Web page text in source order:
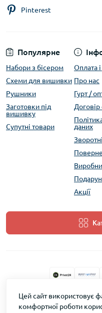
Популярне
Набори з бісером
Схеми для вишивки
Рушники
Заготовки під
вишивку
Супутні товари
Оплата
Про нас
Гурт /
даних
Акції
Pinterest
ТМ
Цей сайт використовує
комфортної роботи